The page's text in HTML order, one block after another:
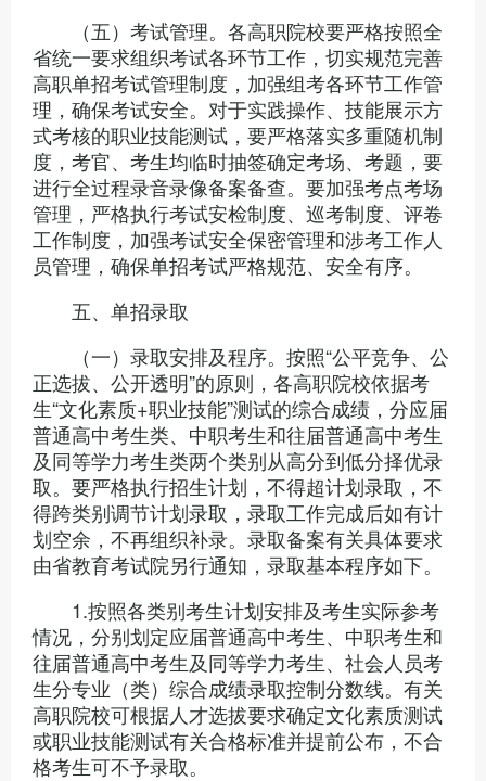
（五）考试管理。各高职院校要严格按照全
省统一要求组织考试各环节工作，切实规范完善
高职单招考试管理制度，加强组考各环节工作管
理，确保考试安全。对于实践操作、技能展示方
式考核的职业技能测试，要严格落实多重随机制
度，考官、考生均临时抽签确定考场、考题，要
进行全过程录音录像备案备查。要加强考点考场
管理，严格执行考试安检制度、巡考制度、评卷
工作制度，加强考试安全保密管理和涉考工作人
员管理，确保单招考试严格规范、安全有序。
五、单招录取
（一）录取安排及程序。按照“公平竞争、公
正选拔、公开透明”的原则，各高职院校依据考
生“文化素质+职业技能”测试的综合成绩，分应届
普通高中考生类、中职考生和往届普通高中考生
及同等学力考生类两个类别从高分到低分择优录
取。要严格执行招生计划，不得超计划录取，不
得跨类别调节计划录取，录取工作完成后如有计
划空余，不再组织补录。录取备案有关具体要求
由省教育考试院另行通知，录取基本程序如下。
1.按照各类别考生计划安排及考生实际参考
情况，分别划定应届普通高中考生、中职考生和
往届普通高中考生及同等学力考生、社会人员考
生分专业（类）综合成绩录取控制分数线。有关
高职院校可根据人才选拔要求确定文化素质测试
或职业技能测试有关合格标准并提前公布，不合
格考生可不予录取。